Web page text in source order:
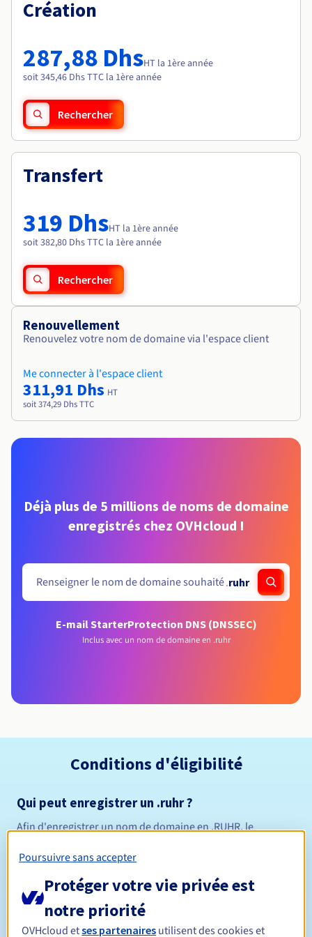
Tarifs
Roadmap & Changelog
Roadmap & Changelog
Création
287,88 DhsHT la 1ère année
soit 345,46 Dhs TTC la 1ère année
Rechercher
Transfert
319 DhsHT la 1ère année
soit 382,80 Dhs TTC la 1ère année
Rechercher
Renouvellement
Renouvelez votre nom de domaine via l'espace client
Me connecter à l'espace client
311,91 Dhs HT
soit 374,29 Dhs TTC
Déjà plus de 5 millions de noms de domaine
enregistrés chez OVHcloud !
.ruhr
E-mail StarterProtection DNS (DNSSEC)
Inclus avec un nom de domaine en .ruhr
Conditions d'éligibilité
Qui peut enregistrer un .ruhr ?
Afin d'enregistrer un nom de domaine en .RUHR, le
disposer d'une adresse en Allemagne.
Règles de gestion et notifications
Durée de réservation
Poursuivre sans accepter
Protéger votre vie privée est
notre priorité
OVHcloud etses partenaires utilisent des cookies et